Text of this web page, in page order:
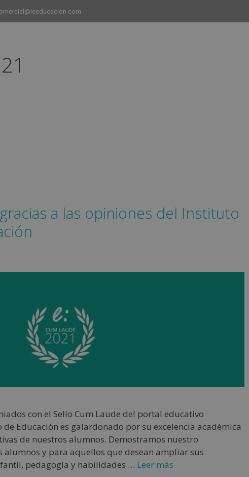
a las opiniones del Instituto
con el Sello Cum Laude del portal educativo
Educación es galardonado por su excelencia académica
de nuestros alumnos. Demostramos nuestro
y para aquellos que desean ampliar sus
pedagogía y habilidades … Leer más